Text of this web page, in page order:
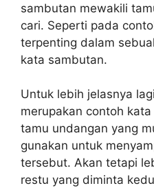
sambutan mewakili
cari. Seperti pada
terpenting dalam
kata sambutan.
Untuk lebih jelasnya
merupakan contoh
tamu undangan yang
gunakan untuk
tersebut. Akan tetapi
restu yang diminta